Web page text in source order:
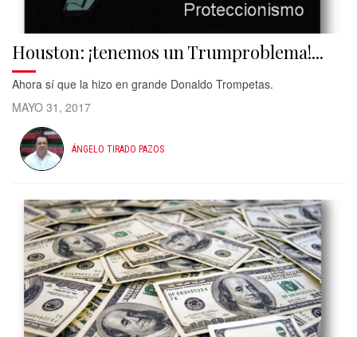
Houston: ¡tenemos un Trumproblema!...
​Ahora sí que la hizo en grande Donaldo Trompetas.
MAYO 31, 2017
ÁNGELO TIRADO PAZOS